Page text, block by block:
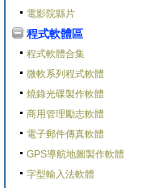
電影院縣片
程式軟體區
程式軟體合集
微軟系列程式軟體
燒錄光碟製作軟體
商用管理勵志軟體
電子郵件傳真軟體
GPS導航地圖製作軟體
字型輸入法軟體